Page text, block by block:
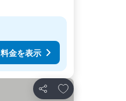
料金を表示
シェア
お気に入りに追加